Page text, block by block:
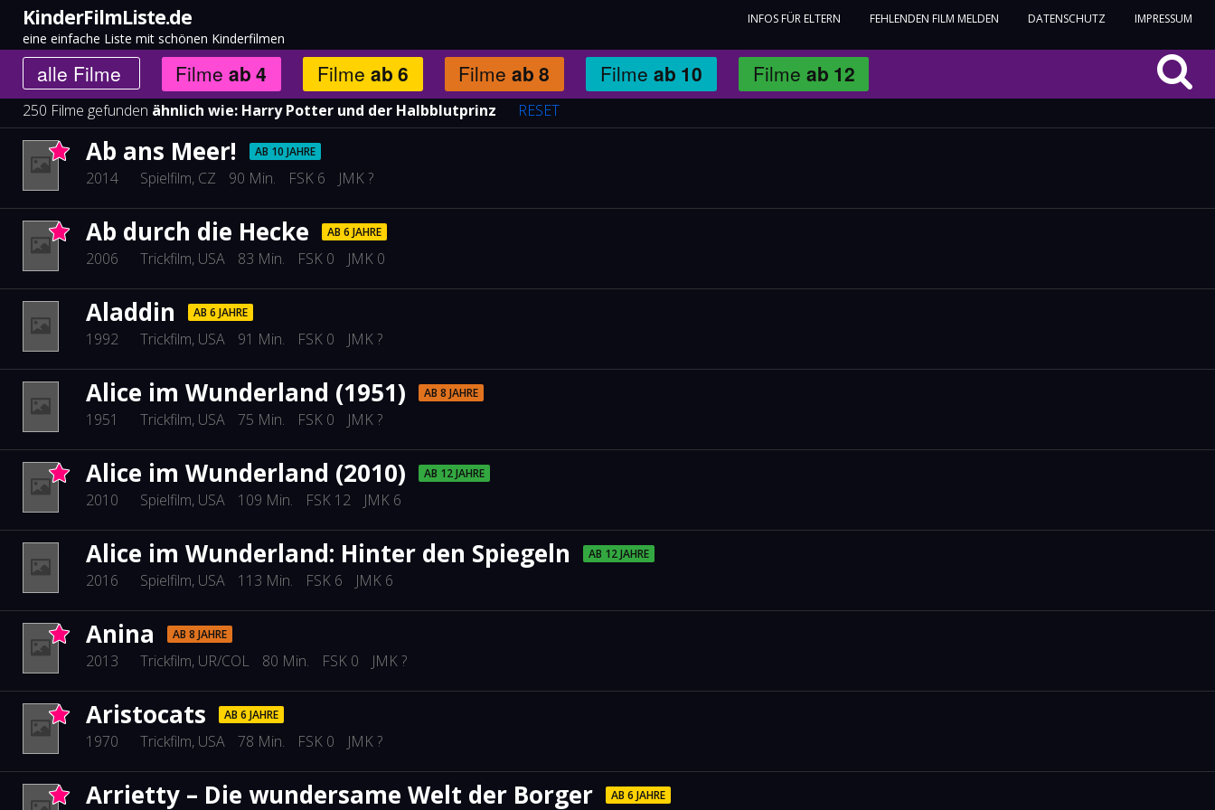
KinderFilmListe.de
eine einfache Liste mit schönen Kinderfilmen
INFOS FÜR ELTERN FEHLENDEN FILM MELDEN DATENSCHUTZ IMPRESSUM
alle Filme Filme ab 4 Filme ab 6 Filme ab 8 Filme ab 10 Filme ab 12
250 Filme gefunden ähnlich wie: Harry Potter und der Halbblutprinz RESET
Ab ans Meer! AB 10 JAHRE
2014 Spielfilm, CZ 90 Min. FSK 6 JMK ?
Ab durch die Hecke AB 6 JAHRE
2006 Trickfilm, USA 83 Min. FSK 0 JMK 0
Aladdin AB 6 JAHRE
1992 Trickfilm, USA 91 Min. FSK 0 JMK ?
Alice im Wunderland (1951) AB 8 JAHRE
1951 Trickfilm, USA 75 Min. FSK 0 JMK ?
Alice im Wunderland (2010) AB 12 JAHRE
2010 Spielfilm, USA 109 Min. FSK 12 JMK 6
Alice im Wunderland: Hinter den Spiegeln AB 12 JAHRE
2016 Spielfilm, USA 113 Min. FSK 6 JMK 6
Anina AB 8 JAHRE
2013 Trickfilm, UR/COL 80 Min. FSK 0 JMK ?
Aristocats AB 6 JAHRE
1970 Trickfilm, USA 78 Min. FSK 0 JMK ?
Arrietty – Die wundersame Welt der Borger AB 6 JAHRE